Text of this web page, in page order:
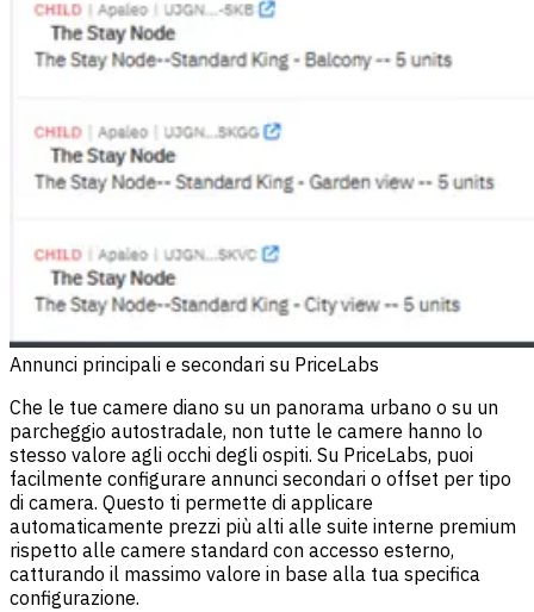
Annunci principali e secondari su PriceLabs
Che le tue camere diano su un panorama urbano o su un
parcheggio autostradale, non tutte le camere hanno lo
stesso valore agli occhi degli ospiti. Su PriceLabs, puoi
facilmente configurare annunci secondari o offset per tipo
di camera. Questo ti permette di applicare
automaticamente prezzi più alti alle suite interne premium
rispetto alle camere standard con accesso esterno,
catturando il massimo valore in base alla tua specifica
configurazione.